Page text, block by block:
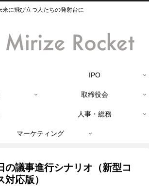
来に飛び立つ人たちの発射台に
IPO
取締役会
人事・総務
マーケティング
の議事進行シナリオ（新型コ
対応版）